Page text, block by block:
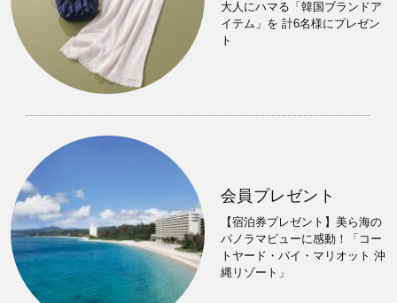
大人にハマる「韓国ブランドア
イテム」を 計6名様にプレゼン
ト
会員プレゼント
【宿泊券プレゼント】美ら海の
パノラマビューに感動！「コー
トヤード・バイ・マリオット 沖
縄リゾート」